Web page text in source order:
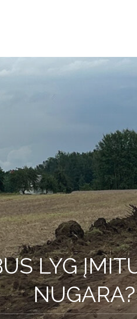
LYG
NUGARA?